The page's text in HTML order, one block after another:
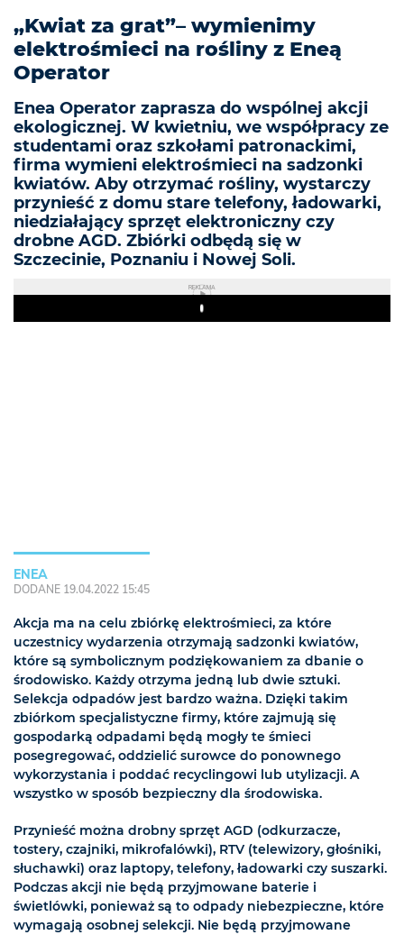
„Kwiat za grat”– wymienimy
elektrośmieci na rośliny z Eneą
Operator
Enea Operator zaprasza do wspólnej akcji
ekologicznej. W kwietniu, we współpracy ze
studentami oraz szkołami patronackimi,
firma wymieni elektrośmieci na sadzonki
kwiatów. Aby otrzymać rośliny, wystarczy
przynieść z domu stare telefony, ładowarki,
niedziałający sprzęt elektroniczny czy
drobne AGD. Zbiórki odbędą się w
Szczecinie, Poznaniu i Nowej Soli.
REKLAMA
Play
ENEA
DODANE 19.04.2022 15:45
Akcja ma na celu zbiórkę elektrośmieci, za które
uczestnicy wydarzenia otrzymają sadzonki kwiatów,
które są symbolicznym podziękowaniem za dbanie o
środowisko. Każdy otrzyma jedną lub dwie sztuki.
Selekcja odpadów jest bardzo ważna. Dzięki takim
zbiórkom specjalistyczne firmy, które zajmują się
gospodarką odpadami będą mogły te śmieci
posegregować, oddzielić surowce do ponownego
wykorzystania i poddać recyclingowi lub utylizacji. A
wszystko w sposób bezpieczny dla środowiska.
Przynieść można drobny sprzęt AGD (odkurzacze,
tostery, czajniki, mikrofalówki), RTV (telewizory, głośniki,
słuchawki) oraz laptopy, telefony, ładowarki czy suszarki.
Podczas akcji nie będą przyjmowane baterie i
świetlówki, ponieważ są to odpady niebezpieczne, które
wymagają osobnej selekcji. Nie będą przyjmowane